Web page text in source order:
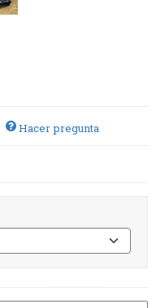
Hacer pregunta